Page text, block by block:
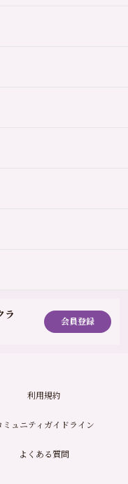
ラ
会員登録
利用規約
ミュニティガイドライン
よくある質問